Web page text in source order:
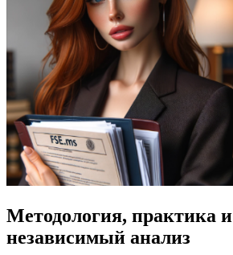
Методология, практика и
независимый анализ